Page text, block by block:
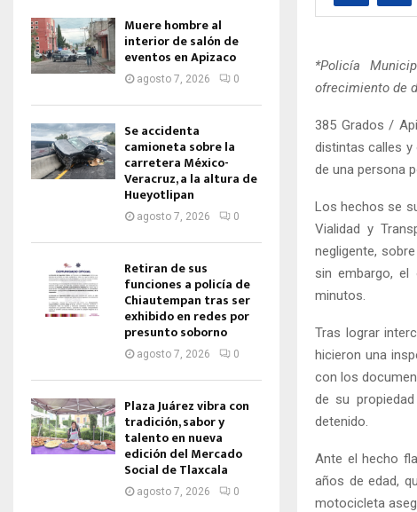
*Policía
ofrecimiento de
385 Grados /
distintas calles y
de una persona
Los hechos se
Vialidad y
negligente,
sin embargo,
minutos.
Tras lograr
hicieron una
con los
de su
detenido.
Ante el hecho
años de edad,
motocicleta
Muere hombre al
interior de salón de
eventos en Apizaco
agosto 7, 2026 0
Se accidenta
camioneta sobre la
carretera México-
Veracruz, a la altura de
Hueyotlipan
agosto 7, 2026 0
Retiran de sus
funciones a policía de
Chiautempan tras ser
exhibido en redes por
presunto soborno
agosto 7, 2026 0
Plaza Juárez vibra con
tradición, sabor y
talento en nueva
edición del Mercado
Social de Tlaxcala
agosto 7, 2026 0